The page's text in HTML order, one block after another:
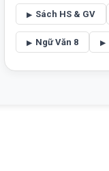
Sách HS & GV
Ngữ Văn 8